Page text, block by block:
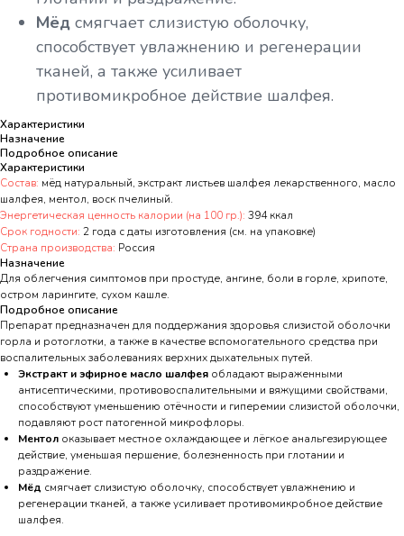
Мёд смягчает слизистую оболочку,
способствует увлажнению и регенерации
тканей, а также усиливает
противомикробное действие шалфея.
Характеристики
Назначение
Подробное описание
Характеристики
Состав: мёд натуральный, экстракт листьев шалфея лекарственного, масло
шалфея, ментол, воск пчелиный.
Энергетическая ценность калории (на 100 гр.): 394 ккал
Срок годности: 2 года с даты изготовления (см. на упаковке)
Страна производства: Россия
Назначение
Для облегчения симптомов при простуде, ангине, боли в горле, хрипоте,
остром ларингите, сухом кашле.
Подробное описание
Препарат предназначен для поддержания здоровья слизистой оболочки
горла и ротоглотки, а также в качестве вспомогательного средства при
воспалительных заболеваниях верхних дыхательных путей.
Экстракт и эфирное масло шалфея обладают выраженными
антисептическими, противовоспалительными и вяжущими свойствами,
способствуют уменьшению отёчности и гиперемии слизистой оболочки,
подавляют рост патогенной микрофлоры.
Ментол оказывает местное охлаждающее и лёгкое анальгезирующее
действие, уменьшая першение, болезненность при глотании и
раздражение.
Мёд смягчает слизистую оболочку, способствует увлажнению и
регенерации тканей, а также усиливает противомикробное действие
шалфея.